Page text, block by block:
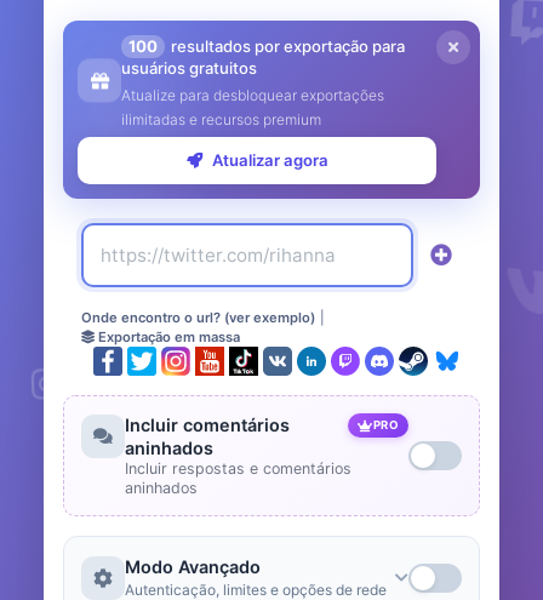
100
resultados por exportação para
usuários gratuitos
Atualize para desbloquear exportações
ilimitadas e recursos premium
Atualizar agora
Onde encontro o url? (ver exemplo)
Exportação em massa
Incluir comentários
aninhados
PRO
Incluir respostas e comentários
aninhados
Modo Avançado
Autenticação, limites e opções de rede